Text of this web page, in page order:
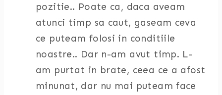
pozitie.. Poate ca, daca aveam
atunci timp sa caut, gaseam ceva
ce puteam folosi in conditiile
noastre.. Dar n-am avut timp. L-
am purtat in brate, ceea ce a afost
minunat, dar nu mai puteam face